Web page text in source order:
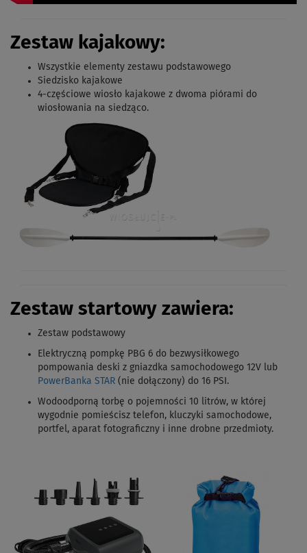
Zestaw kajakowy:
Wszystkie elementy zestawu podstawowego
Siedzisko kajakowe
4-częściowe wiosło kajakowe z dwoma piórami do
wiosłowania na siedząco.
Zestaw startowy zawiera:
Zestaw podstawowy
Elektryczną pompkę PBG 6 do bezwysiłkowego
pompowania deski z gniazdka samochodowego 12V lub
PowerBanka STAR (nie dołączony) do 16 PSI.
Wodoodporną torbę o pojemności 10 litrów, w której
wygodnie pomieścisz telefon, kluczyki samochodowe,
portfel, aparat fotograficzny i inne drobne przedmioty.